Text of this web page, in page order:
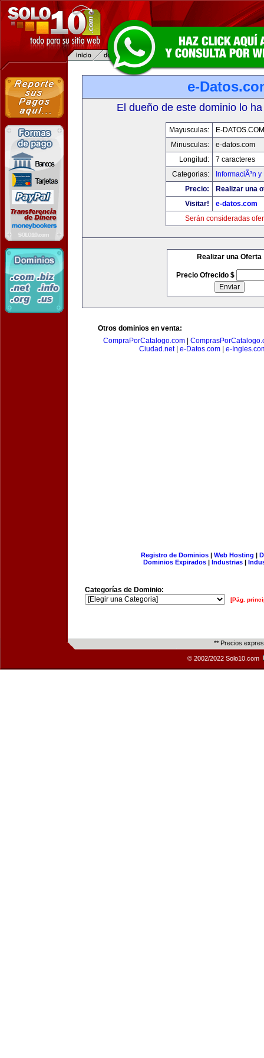
e-
El dueño de este dominio lo
Mayusculas:
E-DATOS.COM
Minusculas:
e-datos.com
Longitud:
7 caracteres
Categorias:
InformaciÃ³n
Precio:
Realizar una
Visitar!
e-datos.com
Serán consideradas
Realizar una Oferta
Precio Ofrecido $
Otros dominios en venta:
CompraPorCatalogo.com|
Ciudad.net| e-Datos.com e-
Registro de Dominios| Web Hosting |
Dominios Expirados | Industrias |
Categorías de Dominio:
[Pág.
** Precios
© 2002/2022 Solo10.com